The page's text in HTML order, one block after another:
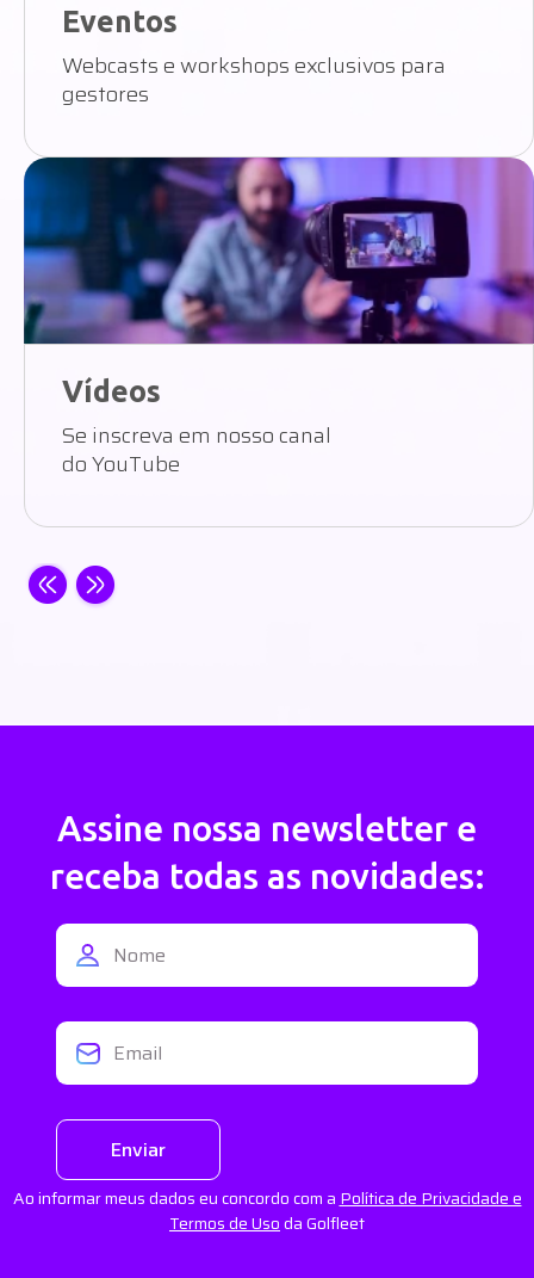
Eventos
Webcasts e workshops exclusivos para
gestores
Vídeos
Se inscreva em nosso canal
do YouTube
Assine nossa newsletter e
receba todas as novidades:
Enviar
Ao informar meus dados eu concordo com a Política de Privacidade e
Termos de Usoda Golfleet